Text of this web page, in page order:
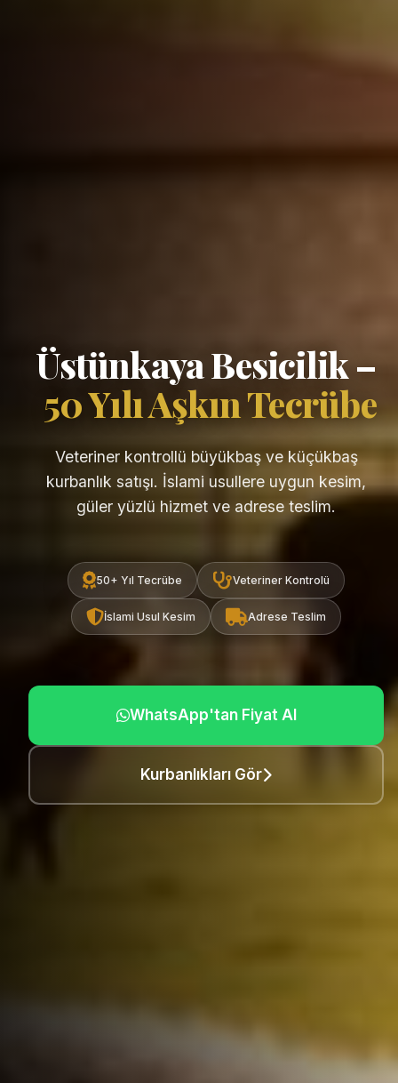
Üstünkaya Besicilik –
50 Yılı Aşkın Tecrübe
Veteriner kontrollü büyükbaş ve küçükbaş
kurbanlık satışı. İslami usullere uygun kesim,
güler yüzlü hizmet ve adrese teslim.
50+ Yıl Tecrübe Veteriner Kontrolü
İslami Usul Kesim Adrese Teslim
WhatsApp'tan Fiyat Al
Kurbanlıkları Gör